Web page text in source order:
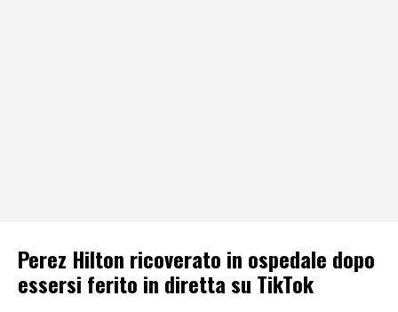
Perez Hilton ricoverato in ospedale dopo
essersi ferito in diretta su TikTok